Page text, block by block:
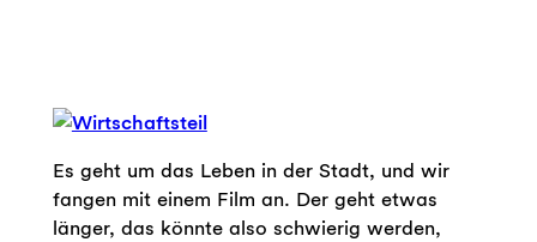
Es geht um das Leben in der Stadt, und wir
fangen mit einem Film an. Der geht etwas
länger, das könnte also schwierig werden,